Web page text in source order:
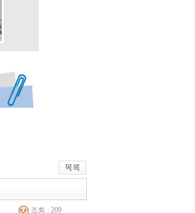
조회 : 209